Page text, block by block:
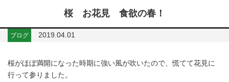
桜 お花見 食欲の春！
ブログ 2019.04.01
桜がほぼ満開になった時期に強い風が吹いたので、慌てて花見に
行って参りました。